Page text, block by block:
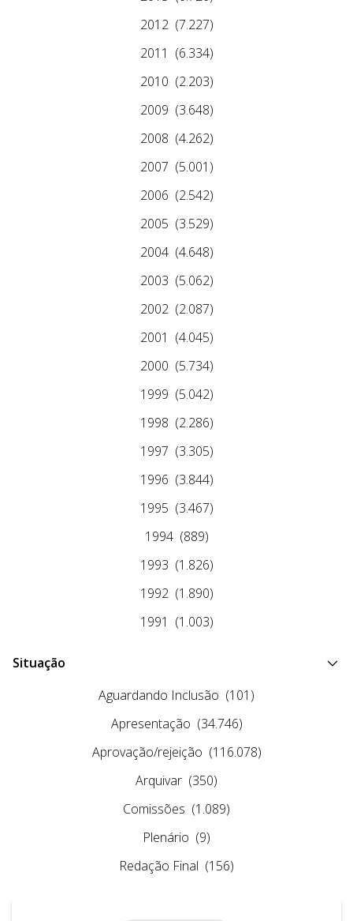
2012 (7.227)
2011 (6.334)
2010 (2.203)
2009 (3.648)
2008 (4.262)
2007 (5.001)
2006 (2.542)
2005 (3.529)
2004 (4.648)
2003 (5.062)
2002 (2.087)
2001 (4.045)
2000 (5.734)
1999 (5.042)
1998 (2.286)
1997 (3.305)
1996 (3.844)
1995 (3.467)
1994 (889)
1993 (1.826)
1992 (1.890)
1991 (1.003)
Situação
Aguardando Inclusão (101)
Apresentação (34.746)
Aprovação/rejeição (116.078)
Arquivar (350)
Comissões (1.089)
Plenário (9)
Redação Final (156)